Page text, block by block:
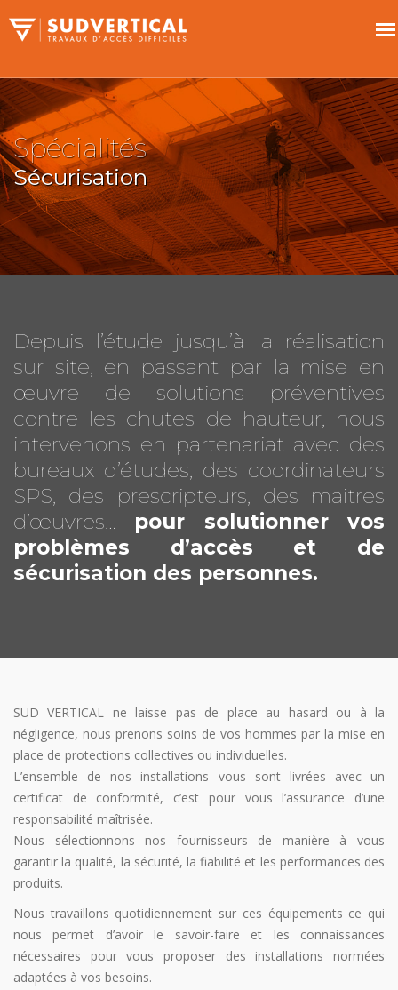
Spécialités
Sécurisation
Depuis l’étude jusqu’à la réalisation
sur site, en passant par la mise en
œuvre de solutions préventives
contre les chutes de hauteur, nous
intervenons en partenariat avec des
bureaux d’études, des coordinateurs
SPS, des prescripteurs, des maitres
d’œuvres… pour solutionner vos
problèmes d’accès et de
sécurisation des personnes.
SUD VERTICAL ne laisse pas de place au hasard ou à la
négligence, nous prenons soins de vos hommes par la mise en
place de protections collectives ou individuelles.
L’ensemble de nos installations vous sont livrées avec un
certificat de conformité, c’est pour vous l’assurance d’une
responsabilité maîtrisée.
Nous sélectionnons nos fournisseurs de manière à vous
garantir la qualité, la sécurité, la fiabilité et les performances des
produits.
Nous travaillons quotidiennement sur ces équipements ce qui
nous permet d’avoir le savoir-faire et les connaissances
nécessaires pour vous proposer des installations normées
adaptées à vos besoins.